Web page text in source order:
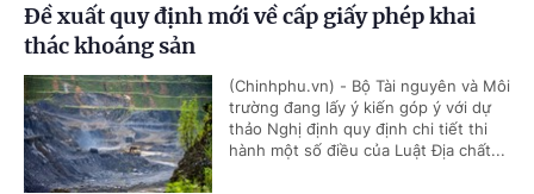
Đề xuất quy định mới về cấp giấy phép khai
thác khoáng sản
(Chinhphu.vn) - Bộ Tài nguyên và Môi
trường đang lấy ý kiến góp ý với dự
thảo Nghị định quy định chi tiết thi
hành một số điều của Luật Địa chất...